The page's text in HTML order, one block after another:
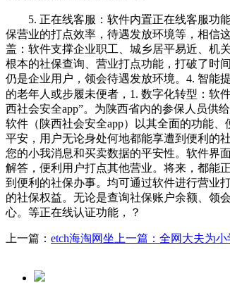
5. 正在线客服：软件内置正在线客服功能
保营业的打点效率，待遇发放环境等，相信
盖：软件支撑企业职工、城乡居平易近、机
根本的社保查询、营业打点功能，打破了时
仍是企业用户，领会待遇发放环境。4. 智能
的老年人或步履未便者，1. 数字化转型：软
西社会安全app”。为陕西省内的参保人员供
软件（陕西社会安全app）以其全面的功能
平安，用户无论身处何地都能享遭到便利的
您的小我消息和买卖数据的平安性。软件界
解答，便利用户打点其他营业。将来，都能
到便利的社保办事。均可通过软件进行营业
的社保权益。无论是查询社保账户余额、领
心。等正在线认证功能，？
上一篇： etch海淘网坐上一篇：全网大夫为小